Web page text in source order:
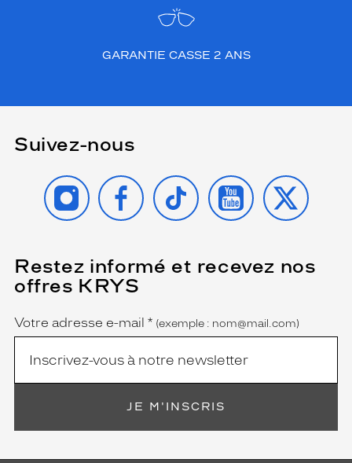
GARANTIE CASSE 2 ANS
Suivez-nous
INSTAGRAMFACEBOOK
TIKTOK YOUTUBE
X
Restez informé et recevez nos
offres KRYS
Name
Votre adresse e-mail *
(Ce
champ
est
(exemple : nom@mail.com)
JE M'INSCRIS